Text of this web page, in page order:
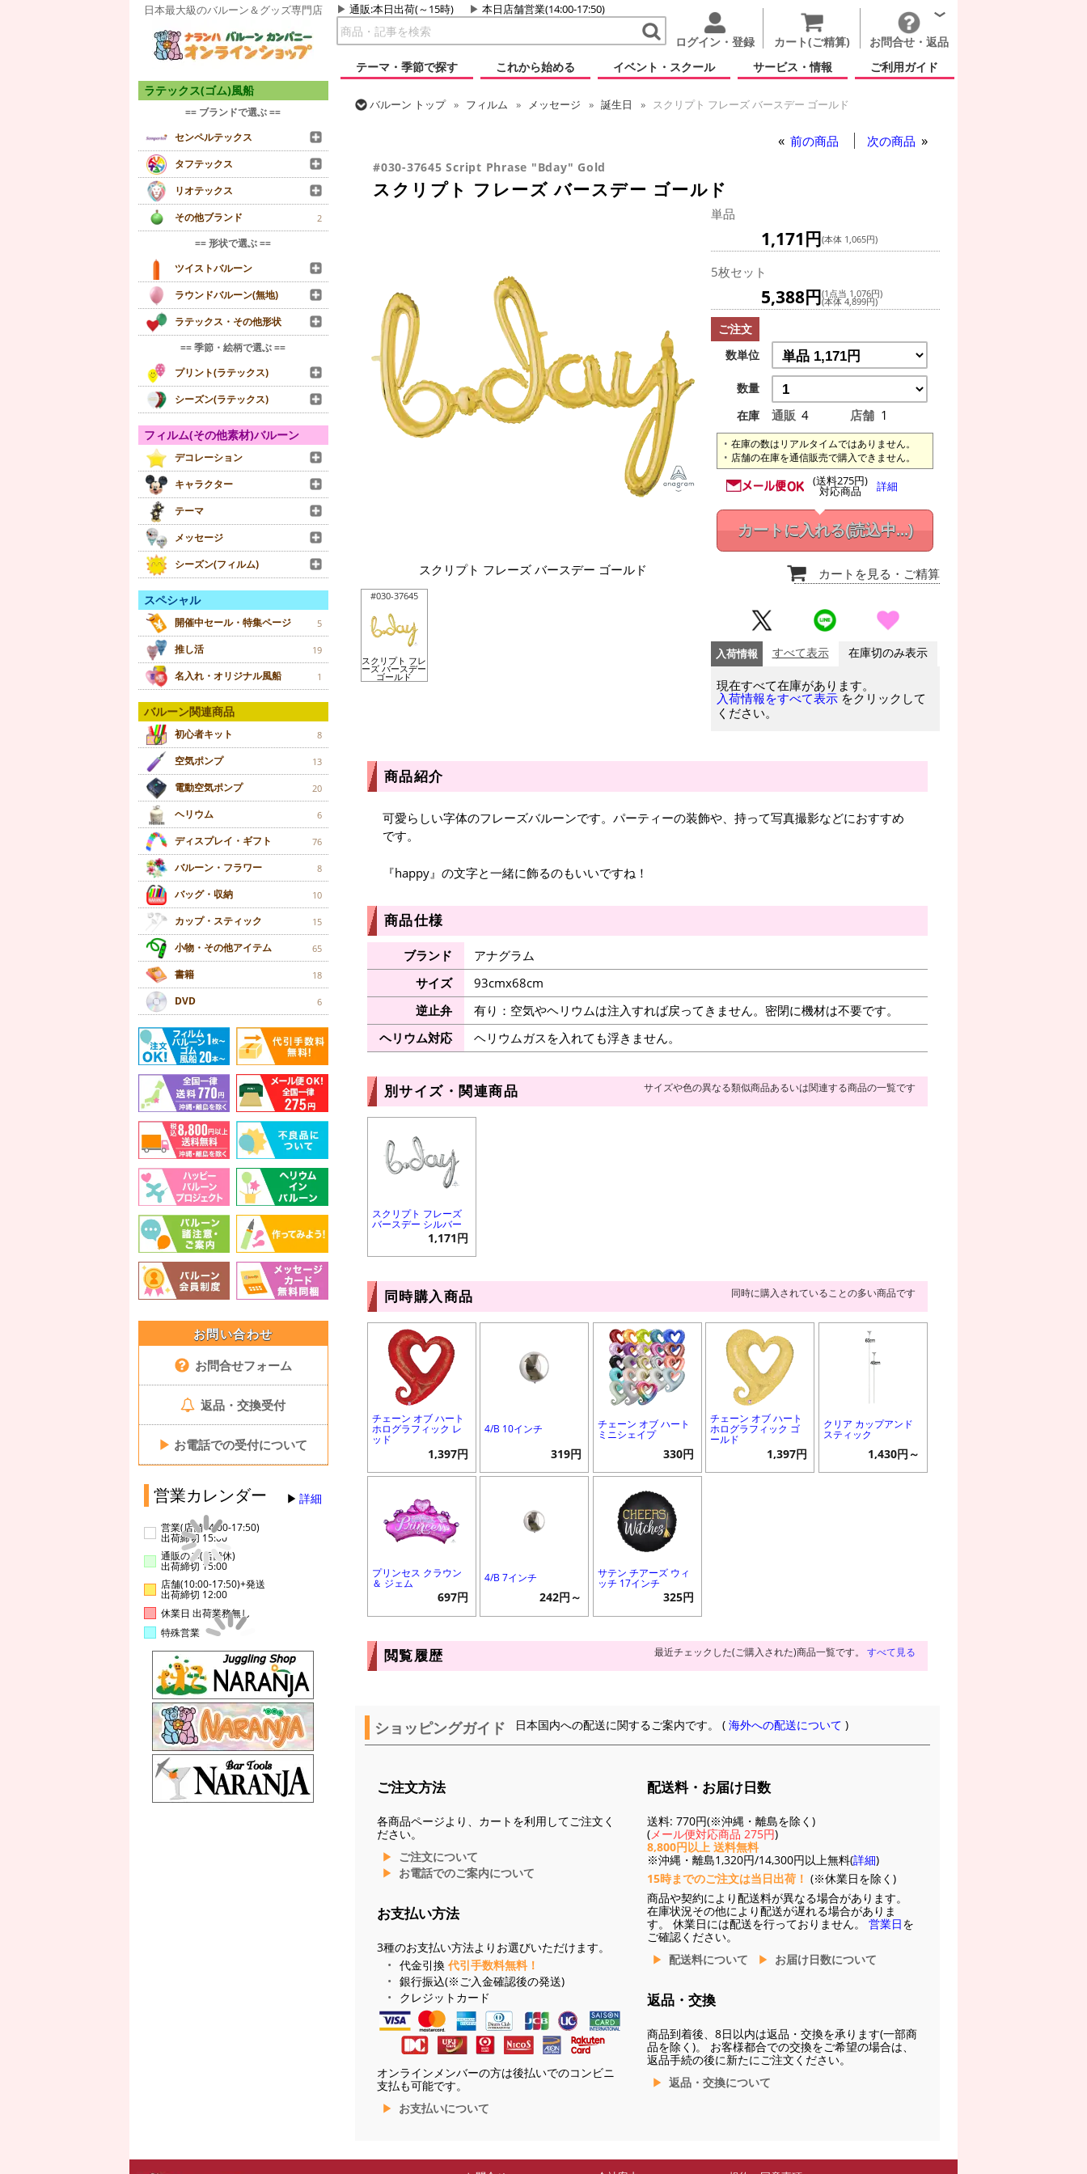
日本最大級のバルーン＆グッズ専門店 通販:本日出荷(～15時) 本日店舗営業(14:00-17:50)
ログイン・登録 カート(ご精算)
お問合せ・返品
テーマ・季節で探す
これから始める イベント・スクール サービス・情報 ご利用ガイド
ラテックス(ゴム)風船
== ブランドで選ぶ ==
センペルテックス
タフテックス
リオテックス
その他ブランド
2
== 形状で選ぶ ==
ツイストバルーン
ラウンドバルーン(無地)
ラテックス・その他形状
== 季節・絵柄で選ぶ ==
プリント(ラテックス)
シーズン(ラテックス)
フィルム(その他素材)バルーン
デコレーション
キャラクター
テーマ
メッセージ
シーズン(フィルム)
スペシャル
開催中セール・特集ページ 5
推し活 19
名入れ・オリジナル風船 1
バルーン関連商品
初心者キット 8
空気ポンプ 13
電動空気ポンプ 20
ヘリウム 6
ディスプレイ・ギフト 76
バルーン・フラワー 8
バッグ・収納 10
カップ・スティック 15
小物・その他アイテム 65
書籍 18
DVD 6
お問い合わせ
お問合せフォーム
返品・交換受付
▶ お電話での受付について
営業カレンダー 詳細
営業(店舗14:00-17:50)
出荷締切 15:00
通販のみ(店舗休)
出荷締切 15:00
店舗(10:00-17:50)+発送
出荷締切 12:00
休業日 出荷業務無し
特殊営業
バルーン トップ フィルム メッセージ 誕生日
スクリプト フレーズ バースデー ゴールド
前の商品 次の商品
#030-37645 Script Phrase "Bday" Gold
スクリプト フレーズ バースデー ゴールド
スクリプト フレーズ バースデー ゴールド
#030-37645
スクリプト フレ
ーズ バースデー
ゴールド
単品
1,171円(本体 1,065円)
5枚セット
5,388円(1点当 1,076円)
(本体 4,899円)
ご注文
数単位
数量
在庫
通販 4 店舗 1
在庫の数はリアルタイムではありません。
店舗の在庫を通信販売で購入できません。
(送料275円)
対応商品 詳細
カートに入れる(読込中...)
カートを見る ・ご精算
入荷情報 すべて表示 在庫切のみ表示
現在すべて在庫があります。
入荷情報をすべて表示 をクリックして
ください。
商品紹介
可愛らしい字体のフレーズバルーンです。パーティーの装飾や、持って写真撮影などにおすすめ
です。
『happy』の文字と一緒に飾るのもいいですね！
商品仕様
ブランド
アナグラム
サイズ
93cmx68cm
逆止弁
有り：空気やヘリウムは注入すれば戻ってきません。密閉に機材は不要です。
ヘリウム対応
ヘリウムガスを入れても浮きません。
別サイズ・関連商品 サイズや色の異なる類似商品あるいは関連する商品の一覧です
スクリプト フレーズ
バースデー シルバー
1,171円
同時購入商品 同時に購入されていることの多い商品です
チェーン オブ ハート
ホログラフィック レ
ッド
1,397円
4/B 10インチ
319円
チェーン オブ ハート
ミニシェイプ
330円
チェーン オブ ハート
ホログラフィック ゴ
ールド
1,397円
クリア カップアンド
スティック
1,430円～
プリンセス クラウン
＆ ジェム
697円
4/B 7インチ
242円～
サテン チアーズ ウィ
ッチ 17インチ
325円
閲覧履歴 最近チェックした(ご購入された)商品一覧です。 すべて見る
ショッピングガイド 日本国内への配送に関するご案内です。 (海外への配送について )
ご注文方法
各商品ページより、カートを利用してご注文く
ださい。
ご注文について
お電話でのご案内について
お支払い方法
3種のお支払い方法よりお選びいただけます。
代金引換 代引手数料無料！
銀行振込(※ご入金確認後の発送)
クレジットカード
オンラインメンバーの方は後払いでのコンビニ
支払も可能です。
お支払いについて
配送料・お届け日数
送料: 770円(※沖縄・離島を除く)
( メール便対応商品 275円)
8,800円以上 送料無料
※沖縄・離島1,320円/14,300円以上無料(詳細)
15時までのご注文は当日出荷！ (※休業日を除く)
商品や契約により配送料が異なる場合があります。
在庫状況その他により配送が遅れる場合がありま
す。 休業日には配送を行っておりません。 営業日を
ご確認ください。
配送料について
お届け日数について
返品・交換
商品到着後、8日以内は返品・交換を承ります(一部商
品を除く)。 お客様都合での交換をご希望の場合は、
返品手続の後に新たにご注文ください。
返品・交換について